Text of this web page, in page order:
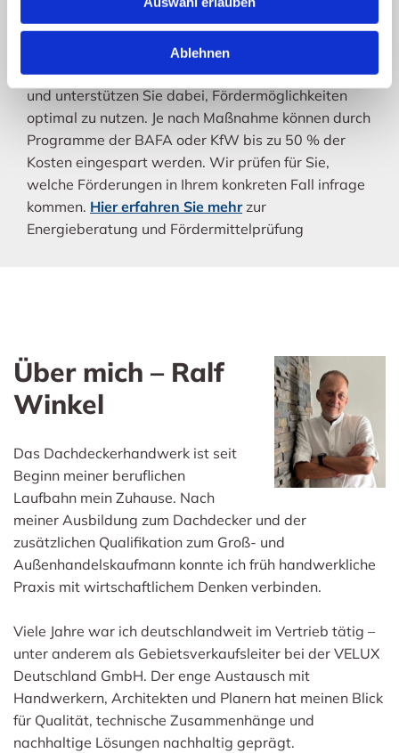
Ablehnen
Sie möchten wissen, ob Ihre
Maßnahme förderfähig ist?
Gerne begleiten wir Ihr Vorhaben sachverständig
und unterstützen Sie dabei, Fördermöglichkeiten
optimal zu nutzen. Je nach Maßnahme können durch
Programme der BAFA oder KfW bis zu 50 % der
Kosten eingespart werden. Wir prüfen für Sie,
welche Förderungen in Ihrem konkreten Fall infrage
kommen. Hier erfahren Sie mehrzur
Energieberatung und Fördermittelprüfung
Über mich – Ralf
Winkel
Das Dachdeckerhandwerk ist seit
Beginn meiner beruflichen
Laufbahn mein Zuhause. Nach
meiner Ausbildung zum Dachdecker und der
zusätzlichen Qualifikation zum Groß- und
Außenhandelskaufmann konnte ich früh handwerkliche
Praxis mit wirtschaftlichem Denken verbinden.
Viele Jahre war ich deutschlandweit im Vertrieb tätig –
unter anderem als Gebietsverkaufsleiter bei der VELUX
Deutschland GmbH. Der enge Austausch mit
Handwerkern, Architekten und Planern hat meinen Blick
für Qualität, technische Zusammenhänge und
nachhaltige Lösungen nachhaltig geprägt.